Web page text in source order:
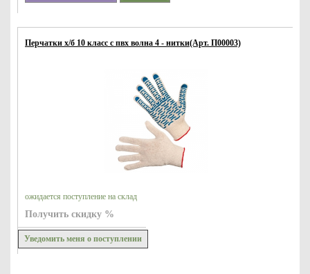
Перчатки х/б 10 класс с пвх волна 4 - нитки(Арт. П00003)
ожидается поступление на склад
Получить скидку %
Уведомить меня о поступлении